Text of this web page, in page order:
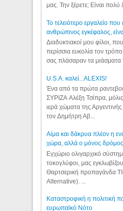
μας. Την ξέρετε; Είναι πολύ
Το τελειότερο εργαλείο
ανθρώπινος εγκέφαλος,
Διαδυκτιακοί μου φίλοι,
περίσσια ευκολία τον
σας πλάσαραν τα μιάσματα
U.S.A. καλεί...ALEXIS!
Ένα από τα πρώτα
ΣΥΡΙΖΑ Αλέξη Τσίπρα,
ιερά χώματα της Αργεντινής
τον Δημήτρη Αβ...
Αίμα και δάκρυα πλέον η
χώρα, αλλά ο μόνος δρόμος
Εγχώριο ολιγαρχικό
τοκογλύφοι, μας
Θαρτσερική προπαγάνδα
Alternative). ...
Καταστροφική η πολιτική
ευρωπαϊκό Νότο